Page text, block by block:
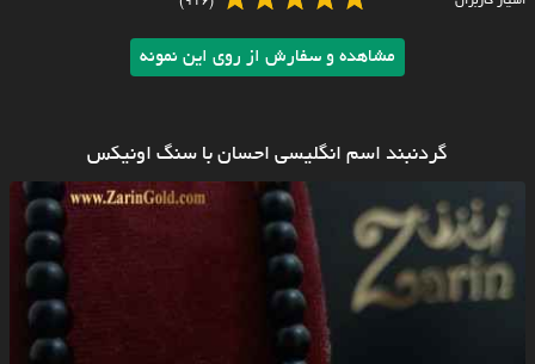
مشاهده و سفارش از روی این نمونه
گردنبند اسم انگلیسی احسان با سنگ اونیکس